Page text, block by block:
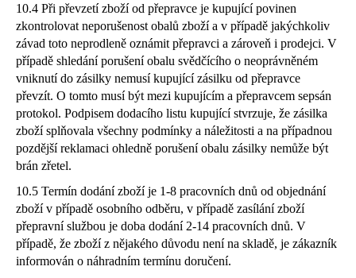
10.4 Při převzetí zboží od přepravce je kupující povinen
zkontrolovat neporušenost obalů zboží a v případě jakýchkoliv
závad toto neprodleně oznámit přepravci a zároveň i prodejci. V
případě shledání porušení obalu svědčícího o neoprávněném
vniknutí do zásilky nemusí kupující zásilku od přepravce
převzít. O tomto musí být mezi kupujícím a přepravcem sepsán
protokol. Podpisem dodacího listu kupující stvrzuje, že zásilka
zboží splňovala všechny podmínky a náležitosti a na případnou
pozdější reklamaci ohledně porušení obalu zásilky nemůže být
brán zřetel.
10.5 Termín dodání zboží je 1-8 pracovních dnů od objednání
zboží v případě osobního odběru, v případě zasílání zboží
přepravní službou je doba dodání 2-14 pracovních dnů. V
případě, že zboží z nějakého důvodu není na skladě, je zákazník
informován o náhradním termínu doručení.